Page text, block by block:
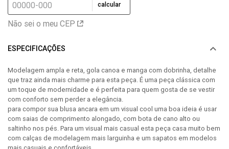
calcular
Não sei o meu CEP
ESPECIFICAÇÕES
Modelagem ampla e reta, gola canoa e manga com dobrinha, detalhe
que traz ainda mais charme para esta peça. É uma peça clássica com
um toque de modernidade e é perfeita para quem gosta de se vestir
com conforto sem perder a elegância.
para compor sua blusa ancara em um visual cool uma boa ideia é usar
com saias de comprimento alongado, com bota de cano alto ou
saltinho nos pés. Para um visual mais casual esta peça casa muito bem
com calças de modelagem mais larguinha e um sapatos em modelos